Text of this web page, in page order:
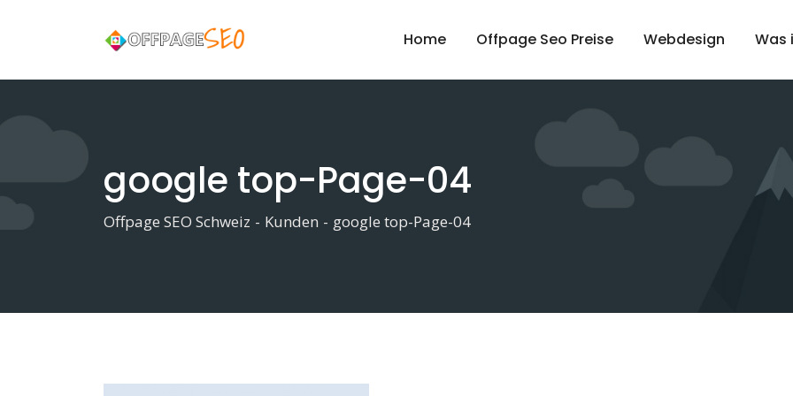
Home Offpage Seo Preise Webdesign Was
google top-Page-04
Offpage SEO Schweiz - Kunden - google top-Page-04